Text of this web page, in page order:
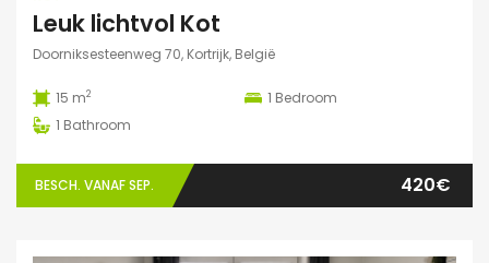
Leuk lichtvol Kot
Doorniksesteenweg 70, Kortrijk, België
15 m2 1 Bedroom
1 Bathroom
BESCH. VANAF SEP. 420€